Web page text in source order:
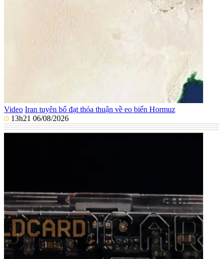
Video Iran tuyên bố đạt thỏa thuận về eo biển Hormuz
13h21 06/08/2026